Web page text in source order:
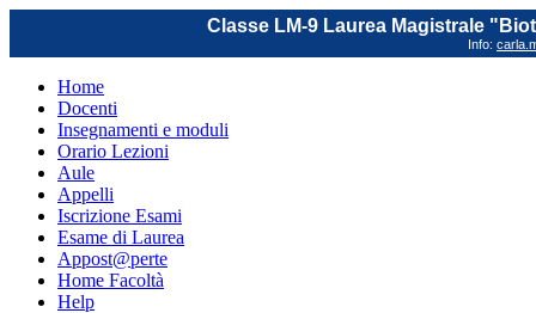
Classe LM-9 Laurea Magistrale
Info:
Home
Docenti
Insegnamenti e moduli
Orario Lezioni
Aule
Appelli
Iscrizione Esami
Esame di Laurea
Appost@perte
Home Facoltà
Help